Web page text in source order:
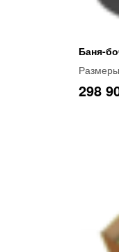
Баня-
Размеры
298